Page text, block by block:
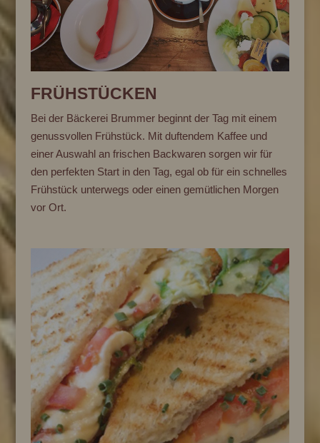
FRÜHSTÜCKEN
Bei der Bäckerei Brummer beginnt der Tag mit einem
genussvollen Frühstück. Mit duftendem Kaffee und
einer Auswahl an frischen Backwaren sorgen wir für
den perfekten Start in den Tag, egal ob für ein schnelles
Frühstück unterwegs oder einen gemütlichen Morgen
vor Ort.